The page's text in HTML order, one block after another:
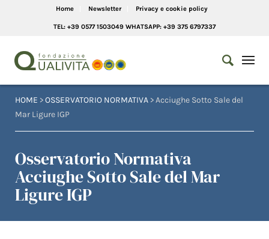
Home Newsletter Privacy e cookie policy
TEL: +39 0577 1503049 WHATSAPP: +39 375 6797337
HOME >OSSERVATORIO NORMATIVA > Acciughe Sotto Sale del
Mar Ligure IGP
Osservatorio Normativa
Acciughe Sotto Sale del Mar
Ligure IGP